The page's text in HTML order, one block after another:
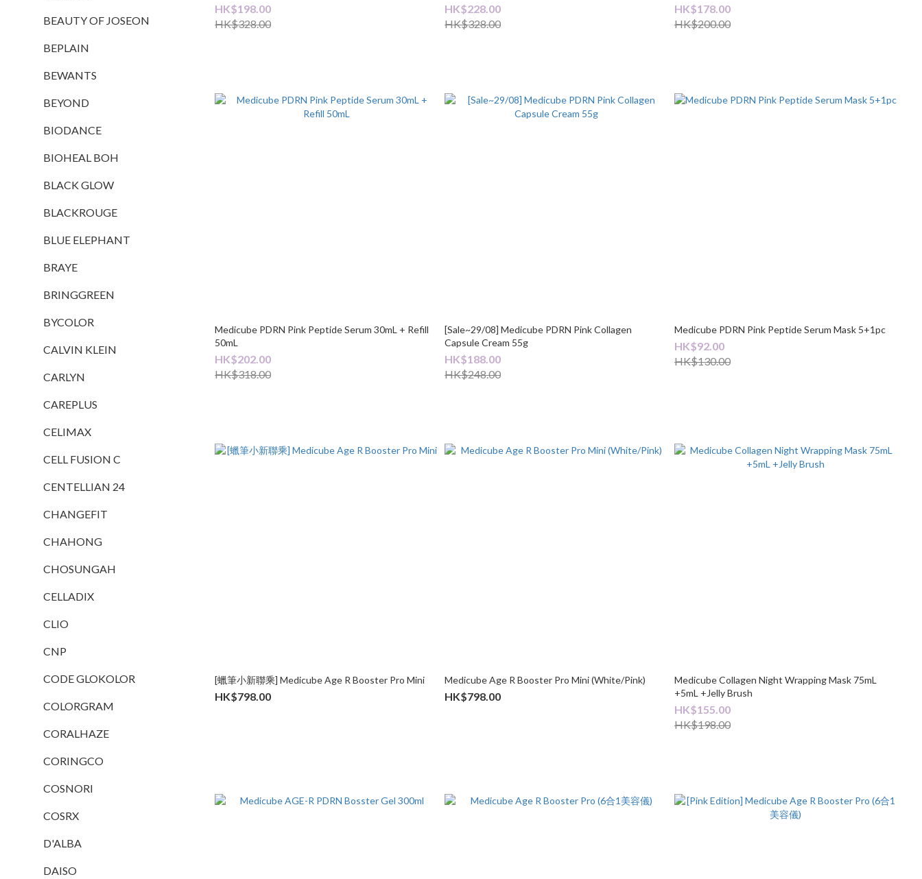
BEAUTY OF JOSEON
BEPLAIN
BEWANTS
BEYOND
BIODANCE
BIOHEAL BOH
BLACK GLOW
BLACKROUGE
BLUE ELEPHANT
BRAYE
BRINGGREEN
BYCOLOR
CALVIN KLEIN
CARLYN
CAREPLUS
CELIMAX
CELL FUSION C
CENTELLIAN 24
CHANGEFIT
CHAHONG
CHOSUNGAH
CELLADIX
CLIO
CNP
CODE GLOKOLOR
COLORGRAM
CORALHAZE
CORINGCO
COSNORI
COSRX
D'ALBA
DAISO
HK$198.00
HK$328.00
HK$228.00
HK$328.00
HK$178.00
HK$200.00
Medicube PDRN Pink Peptide Serum 30mL + Refill
50mL
HK$202.00
HK$318.00
[Sale~29/08] Medicube PDRN Pink Collagen
Capsule Cream 55g
HK$188.00
HK$248.00
Medicube PDRN Pink Peptide Serum Mask 5+1pc
HK$92.00
HK$130.00
[蠟筆小新聯乘] Medicube Age R Booster Pro Mini
HK$798.00
Medicube Age R Booster Pro Mini (White/Pink)
HK$798.00
Medicube Collagen Night Wrapping Mask 75mL
+5mL +Jelly Brush
HK$155.00
HK$198.00